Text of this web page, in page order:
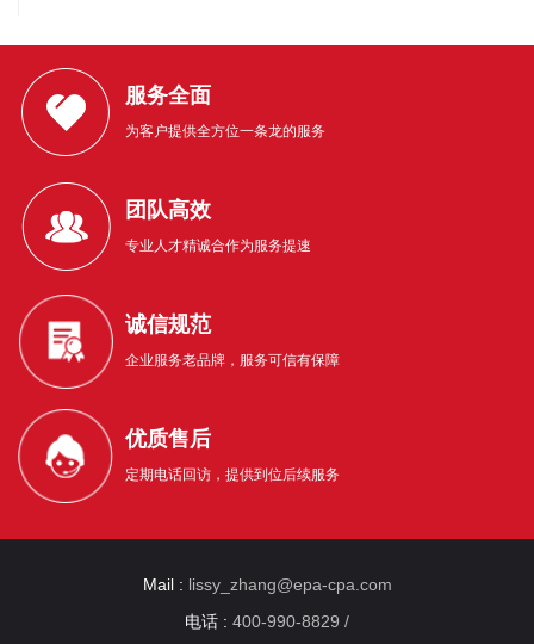
服务全面
为客户提供全方位一条龙的服务
团队高效
专业人才精诚合作为服务提速
诚信规范
企业服务老品牌，服务可信有保障
优质售后
定期电话回访，提供到位后续服务
Mail : lissy_zhang@epa-cpa.com
电话 : 400-990-8829 /